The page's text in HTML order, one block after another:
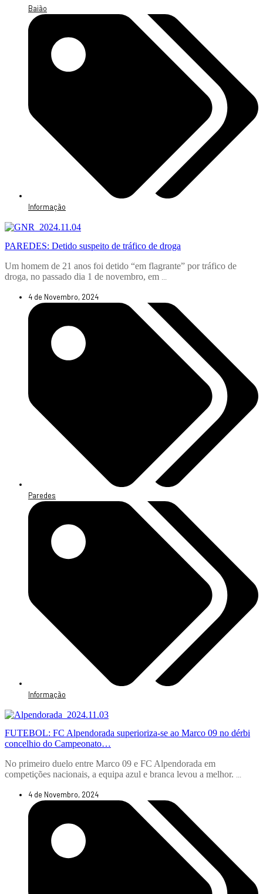
Baião
Informação
PAREDES: Detido suspeito de tráfico de droga
Um homem de 21 anos foi detido “em flagrante” por tráfico de
droga, no passado dia 1 de novembro, em
4 de Novembro, 2024
Paredes
Informação
FUTEBOL: FC Alpendorada superioriza-se ao Marco 09 no dérbi
concelhio do Campeonato…
No primeiro duelo entre Marco 09 e FC Alpendorada em
competições nacionais, a equipa azul e branca levou a melhor.
4 de Novembro, 2024